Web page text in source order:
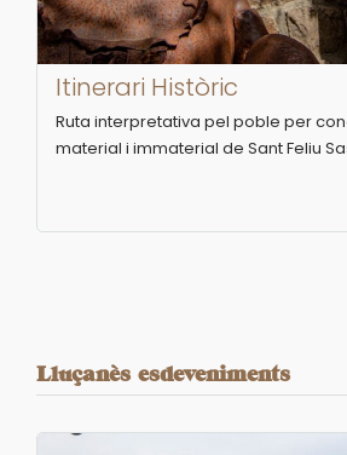
Itinerari Històric
Ruta interpretativa pel poble per
material i immaterial de Sant Feliu
Lluçanès esdeveniments